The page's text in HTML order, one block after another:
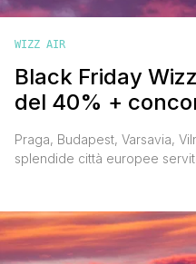
WIZZ AIR
Black Friday
del 40% +
Praga, Budapest, Varsavia,
splendide città europee
ideale per pensare di
segnalo lo stesso il Black
sconto [']